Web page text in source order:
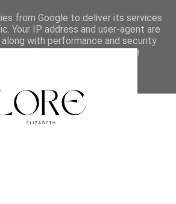
from Google to deliver its services
Your IP address and user-agent are
with performance and security
of service, generate usage
and address abuse.